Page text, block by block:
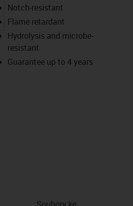
igus-icon-lupe
Notch-resistant
Flame retardant
Hydrolysis and microbe-
resistant
Guarantee up to 4 years
Soubory ke